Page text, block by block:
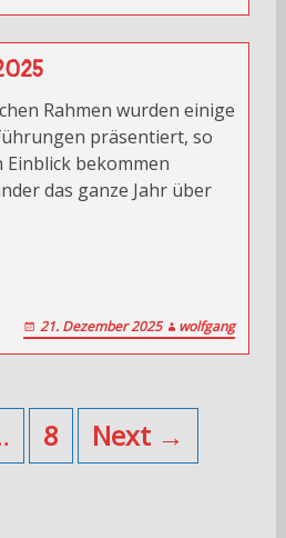
Rahmen wurden einige
präsentiert, so
Einblick bekommen
das ganze Jahr über
21. Dezember 2025 wolfgang
8 Next →